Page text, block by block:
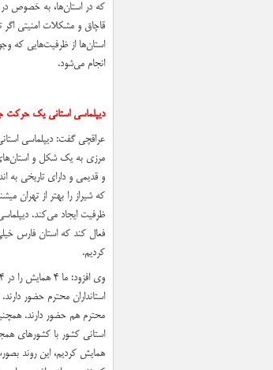
که در استان‌ها، به خصوص
قاچاق و مشکلات امنیتی
استان‌ها از ظرفیت‌هایی که
انجام می‌شود.
دیپلماسی استانی یک حرکت
عراقچی گفت: دیپلماسی
مرزی به یک شکل و
و قدیمی و دارای تاریخی به
که شیراز را بهتر از تهران
ظرفیت ایجاد می‌کند.
فعال کند که استان فارس
کردیم.
محترم هم حضور دارند.